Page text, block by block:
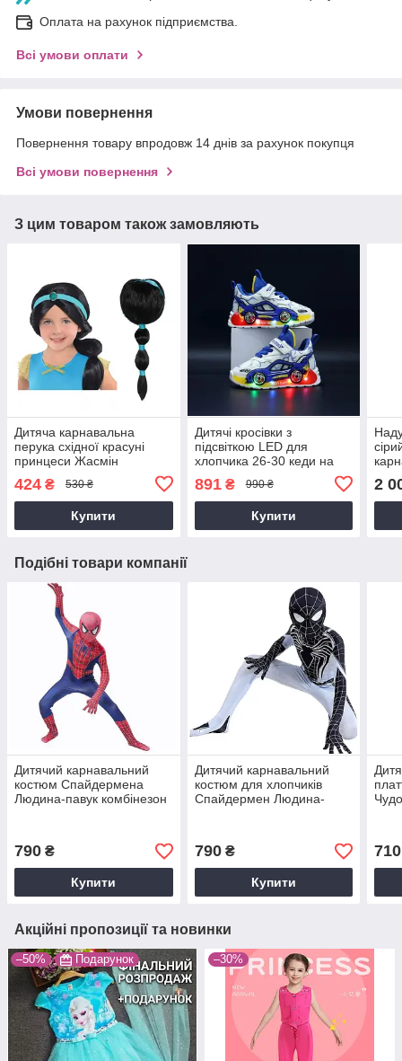
Оплата на рахунок підприємства.
Всі умови оплати
Умови повернення
Повернення товару впродовж 14 днів за рахунок покупця
Всі умови повернення
З цим товаром також замовляють
Дитяча карнавальна
перука східної красуні
принцеси Жасмін
424 ₴ 530 ₴
Купити
Дитячі кросівки з
підсвіткою LED для
хлопчика 26-30 кеди на
кросівки з колесами
дизайн авто
891₴ 990 ₴
Купити
190
2
Подібні товари компанії
Дитячий карнавальний
костюм Спайдермена
Людина-павук комбінезон
см
790 ₴
Купити
Дитячий карнавальний
костюм для хлопчиків
Спайдермен Людина-
см
790₴
Купити
710
Акційні пропозиції та новинки
–50% Подарунок –30%